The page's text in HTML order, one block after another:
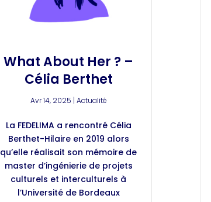
What About Her ? –
Célia Berthet
Avr 14, 2025 | Actualité
La FEDELIMA a rencontré Célia
Berthet-Hilaire en 2019 alors
qu’elle réalisait son mémoire de
master d’ingénierie de projets
culturels et interculturels à
l’Université de Bordeaux